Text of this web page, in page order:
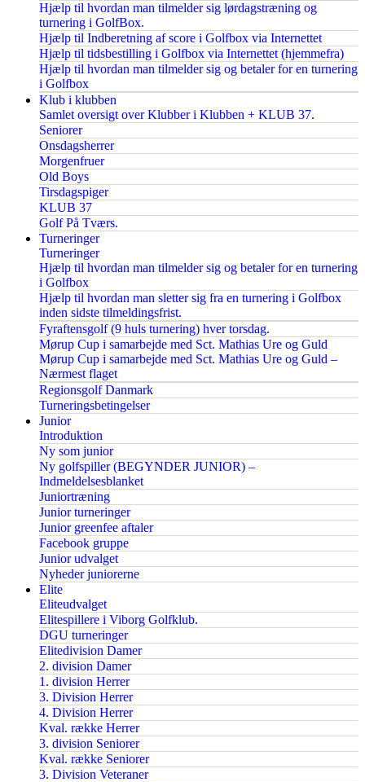
Hjælp til hvordan man tilmelder sig lørdagstræning og
turnering i GolfBox.
Hjælp til Indberetning af score i Golfbox via Internettet
Hjælp til tidsbestilling i Golfbox via Internettet (hjemmefra)
Hjælp til hvordan man tilmelder sig og betaler for en turnering
i Golfbox
Klub i klubben
Samlet oversigt over Klubber i Klubben + KLUB 37.
Seniorer
Onsdagsherrer
Morgenfruer
Old Boys
Tirsdagspiger
KLUB 37
Golf På Tværs.
Turneringer
Turneringer
Hjælp til hvordan man tilmelder sig og betaler for en turnering
i Golfbox
Hjælp til hvordan man sletter sig fra en turnering i Golfbox
inden sidste tilmeldingsfrist.
Fyraftensgolf (9 huls turnering) hver torsdag.
Mørup Cup i samarbejde med Sct. Mathias Ure og Guld
Mørup Cup i samarbejde med Sct. Mathias Ure og Guld –
Nærmest flaget
Regionsgolf Danmark
Turneringsbetingelser
Junior
Introduktion
Ny som junior
Ny golfspiller (BEGYNDER JUNIOR) –
Indmeldelsesblanket
Juniortræning
Junior turneringer
Junior greenfee aftaler
Facebook gruppe
Junior udvalget
Nyheder juniorerne
Elite
Eliteudvalget
Elitespillere i Viborg Golfklub.
DGU turneringer
Elitedivision Damer
2. division Damer
1. division Herrer
3. Division Herrer
4. Division Herrer
Kval. række Herrer
3. division Seniorer
Kval. række Seniorer
3. Division Veteraner